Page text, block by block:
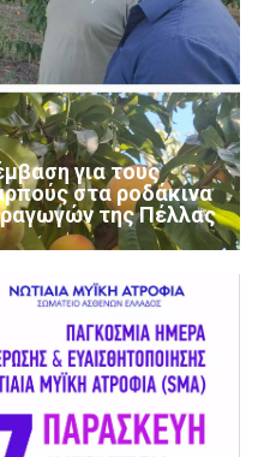
για τους
στα ροδάκινα
της Πέλλας